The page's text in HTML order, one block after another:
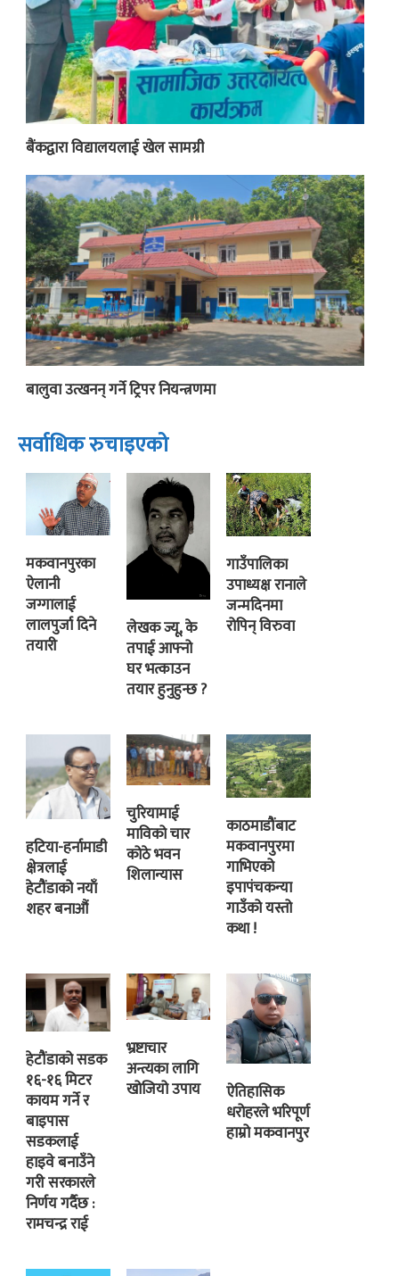
बैंकद्वारा विद्यालयलाई खेल सामग्री
बालुवा उत्खनन् गर्ने ट्रिपर नियन्त्रणमा
सर्वाधिक रुचाइएको
मकवानपुरका
ऐलानी
जग्गालाई
लालपुर्जा दिने
तयारी
लेखक ज्यू, के
तपाई आफ्नो
घर भत्काउन
तयार हुनुहुन्छ ?
गाउँपालिका
उपाध्यक्ष रानाले
जन्मदिनमा
रोपिन् विरुवा
हटिया-हर्नामाडी
क्षेत्रलाई
हेटौंडाको नयाँ
शहर बनाऔं
चुरियामाई
माविको चार
कोठे भवन
शिलान्यास
काठमाडौंबाट
मकवानपुरमा
गाभिएको
इपापंचकन्या
गाउँको यस्तो
कथा !
हेटौंडाको सडक
१६-१६ मिटर
कायम गर्ने र
बाइपास
सडकलाई
हाइवे बनाउँने
गरी सरकारले
निर्णय गर्दैछ :
रामचन्द्र राई
भ्रष्टाचार
अन्त्यका लागि
खोजियो उपाय
ऐतिहासिक
धरोहरले भरिपूर्ण
हाम्रो मकवानपुर